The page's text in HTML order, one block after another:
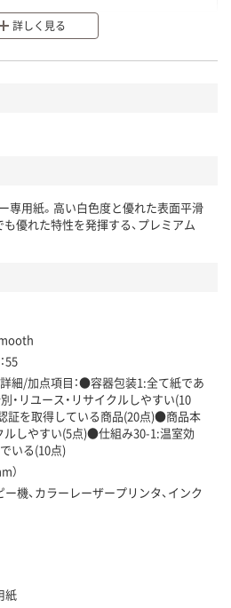
リサイクルしやすい設計
クルで資源循環している
加点項目
詳しく見る
専用紙。高い白色度と優れた表面平滑
優れた特性を発揮する、プレミアム
55
細/加点項目：●容器包装1:全て紙であ
・リユース・リサイクルしやすい(10
証を取得している商品(20点)●商品本
ルしやすい(5点)●仕組み30-1:温室効
いる(10点)
）
機、カラーレーザープリンタ、インク
紙